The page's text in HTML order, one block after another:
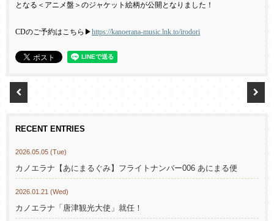
となる＜アニメ盤＞のジャケット絵柄が公開となりました！
CDのご予約はこちら▶https://kanoerana-music.lnk.to/irodori
RECENT ENTRIES
2026.05.05 (Tue)
カノエラナ【あにまるぐみ】フライトナンバー006 あにまる便
2026.01.21 (Wed)
カノエラナ「唐津観光大使」就任！